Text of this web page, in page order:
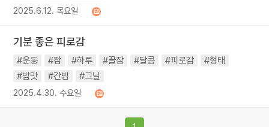
2025.6.12. 목요일
기분 좋은 피로감
#운동 #잠 #하루 #꿀잠 #달콤 #피로감
#형태
#밥맛
#간밤 #그날
2025.4.30. 수요일